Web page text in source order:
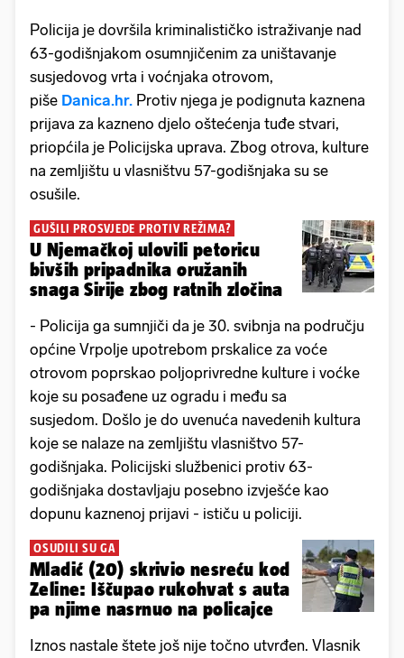
Policija je dovršila kriminalističko istraživanje nad
63-godišnjakom osumnjičenim za uništavanje
susjedovog vrta i voćnjaka otrovom,
piše Danica.hr. Protiv njega je podignuta kaznena
prijava za kazneno djelo oštećenja tuđe stvari,
priopćila je Policijska uprava. Zbog otrova, kulture
na zemljištu u vlasništvu 57-godišnjaka su se
osušile.
GUŠILI PROSVJEDE PROTIV REŽIMA?
U Njemačkoj ulovili petoricu
bivših pripadnika oružanih
snaga Sirije zbog ratnih zločina
- Policija ga sumnjiči da je 30. svibnja na području
općine Vrpolje upotrebom prskalice za voće
otrovom poprskao poljoprivredne kulture i voćke
koje su posađene uz ogradu i među sa
susjedom. Došlo je do uvenuća navedenih kultura
koje se nalaze na zemljištu vlasništvo 57-
godišnjaka. Policijski službenici protiv 63-
godišnjaka dostavljaju posebno izvješće kao
dopunu kaznenoj prijavi - ističu u policiji.
OSUDILI SU GA
Mladić (20) skrivio nesreću kod
Zeline: Iščupao rukohvat s auta
pa njime nasrnuo na policajce
Iznos nastale štete još nije točno utvrđen. Vlasnik